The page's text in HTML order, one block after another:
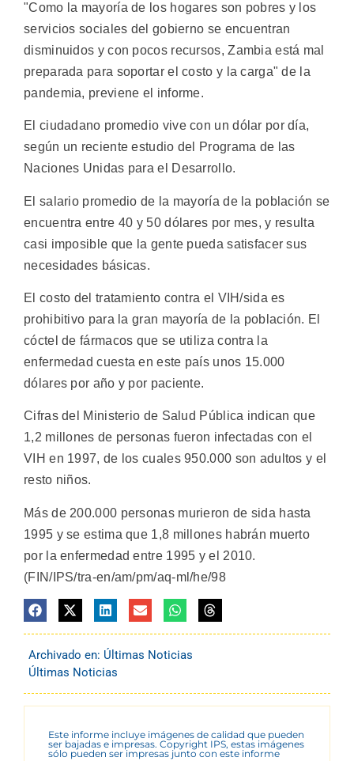
"Como la mayoría de los hogares son pobres y los
servicios sociales del gobierno se encuentran
disminuidos y con pocos recursos, Zambia está mal
preparada para soportar el costo y la carga" de la
pandemia, previene el informe.
El ciudadano promedio vive con un dólar por día,
según un reciente estudio del Programa de las
Naciones Unidas para el Desarrollo.
El salario promedio de la mayoría de la población se
encuentra entre 40 y 50 dólares por mes, y resulta
casi imposible que la gente pueda satisfacer sus
necesidades básicas.
El costo del tratamiento contra el VIH/sida es
prohibitivo para la gran mayoría de la población. El
cóctel de fármacos que se utiliza contra la
enfermedad cuesta en este país unos 15.000
dólares por año y por paciente.
Cifras del Ministerio de Salud Pública indican que
1,2 millones de personas fueron infectadas con el
VIH en 1997, de los cuales 950.000 son adultos y el
resto niños.
Más de 200.000 personas murieron de sida hasta
1995 y se estima que 1,8 millones habrán muerto
por la enfermedad entre 1995 y el 2010.
(FIN/IPS/tra-en/am/pm/aq-ml/he/98
Archivado en: Últimas Noticias
Últimas Noticias
Este informe incluye imágenes de calidad que pueden
ser bajadas e impresas. Copyright IPS, estas imágenes
sólo pueden ser impresas junto con este informe